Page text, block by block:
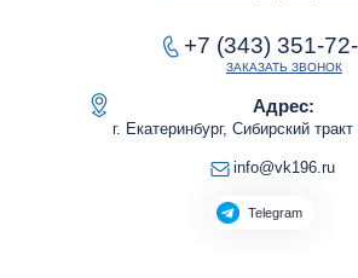
+7 (343) 351-
ЗАКАЗАТЬ ЗВОНОК
Адрес:
г. Екатеринбург, Сибирский
info@vk196.ru
Telegram